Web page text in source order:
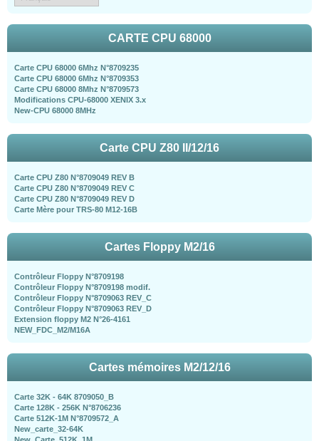
CARTE CPU 68000
Carte CPU 68000 6Mhz N°8709235
Carte CPU 68000 6Mhz N°8709353
Carte CPU 68000 8Mhz N°8709573
Modifications CPU-68000 XENIX 3.x
New-CPU 68000 8MHz
Carte CPU Z80 II/12/16
Carte CPU Z80 N°8709049 REV B
Carte CPU Z80 N°8709049 REV C
Carte CPU Z80 N°8709049 REV D
Carte Mère pour TRS-80 M12-16B
Cartes Floppy M2/16
Contrôleur Floppy N°8709198
Contrôleur Floppy N°8709198 modif.
Contrôleur Floppy N°8709063 REV_C
Contrôleur Floppy N°8709063 REV_D
Extension floppy M2 N°26-4161
NEW_FDC_M2/M16A
Cartes mémoires M2/12/16
Carte 32K - 64K 8709050_B
Carte 128K - 256K N°8706236
Carte 512K-1M N°8709572_A
New_carte_32-64K